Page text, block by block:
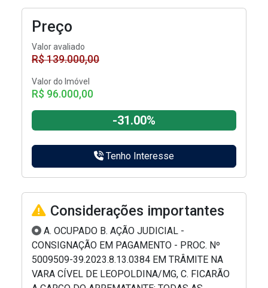
Preço
Valor avaliado
R$ 139.000,00
Valor do Imóvel
R$ 96.000,00
-31.00%
Tenho Interesse
Considerações importantes
A. OCUPADO B. AÇÃO JUDICIAL -
CONSIGNAÇÃO EM PAGAMENTO - PROC. Nº
5009509-39.2023.8.13.0384 EM TRÂMITE NA
VARA CÍVEL DE LEOPOLDINA/MG, C. FICARÃO